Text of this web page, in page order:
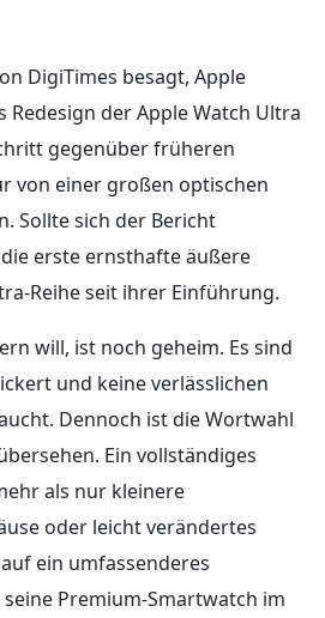
DigiTimes besagt, Apple
der Apple Watch Ultra
gegenüber früheren
von einer großen optischen
Sollte sich der Bericht
erste ernsthafte äußere
Reihe seit ihrer Einführung.
will, ist noch geheim. Es sind
und keine verlässlichen
Dennoch ist die Wortwahl
Ein vollständiges
als nur kleinere
oder leicht verändertes
ein umfassenderes
Premium-Smartwatch im